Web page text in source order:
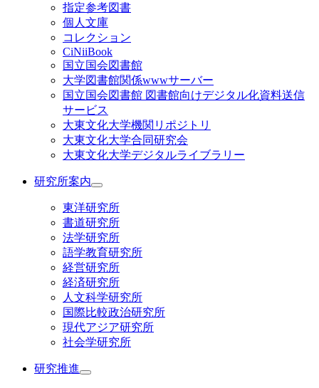
指定参考図書
個人文庫
コレクション
CiNiiBook
国立国会図書館
大学図書館関係wwwサーバー
国立国会図書館 図書館向けデジタル化資料送信
サービス
大東文化大学機関リポジトリ
大東文化大学合同研究会
大東文化大学デジタルライブラリー
研究所案内
東洋研究所
書道研究所
法学研究所
語学教育研究所
経営研究所
経済研究所
人文科学研究所
国際比較政治研究所
現代アジア研究所
社会学研究所
研究推進